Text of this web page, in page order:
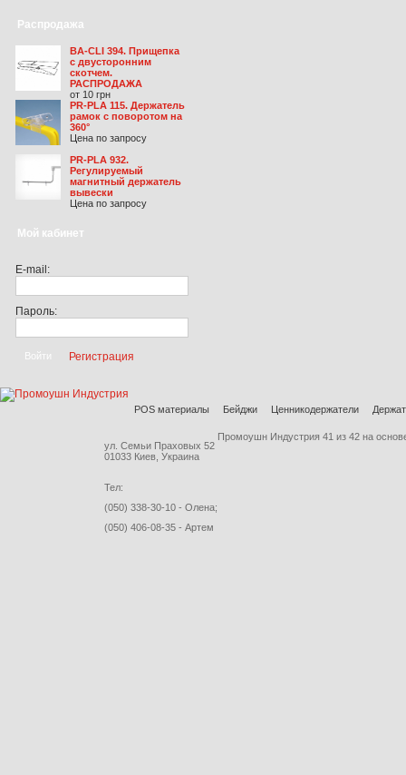
Распродажа
BA-CLI 394. Прищепка
с двусторонним
скотчем.
РАСПРОДАЖА
от 10 грн
PR-PLA 115. Держатель
рамок c поворотом на
360°
Цена по запросу
PR-PLA 932.
Регулируемый
магнитный держатель
вывески
Цена по запросу
Мой кабинет
E-mail:
Пароль:
Регистрация
POS материалы Бейджи Ценникодержатели
ул. Семьи Праховых 52
01033 Киев, Украина
Тел:
(050) 338-30-10 - Олена;
(050) 406-08-35 - Артем
Промоушн Индустрия 41 из 42 на